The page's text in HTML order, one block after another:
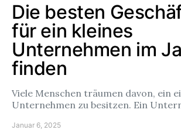
Die besten
für ein kleines
Unternehmen im
finden
Viele Menschen träumen davon, ein
Unternehmen zu besitzen. Ein
Januar 6, 2025